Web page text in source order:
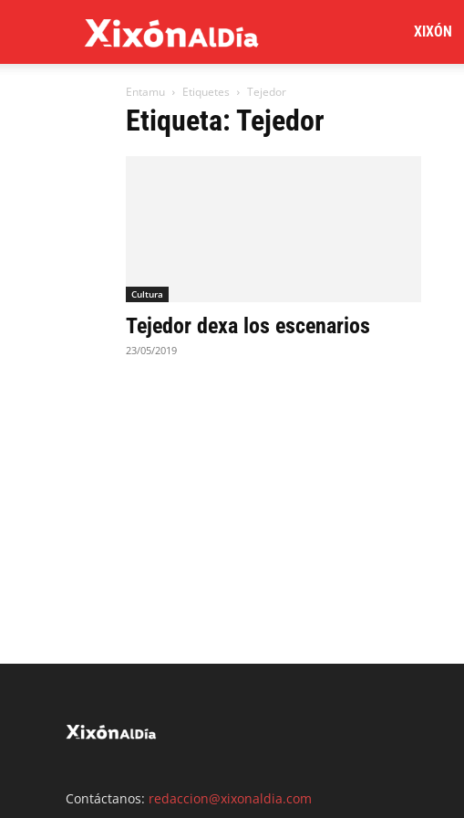
al
XIXÓN
Entamu Etiquetes Tejedor
Etiqueta: Tejedor
Cultura
Tejedor dexa los escenarios
23/05/2019
Contáctanos: redaccion@xixonaldia.com